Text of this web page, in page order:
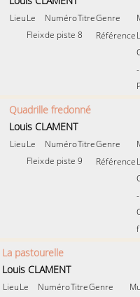
LieuLe
Fleix
Numéro
de piste
Titre
8
Genre
Référence
Quadrille fredonné
Louis CLAMENT
LieuLe
Fleix
Numéro
de piste
Titre
9
Genre
Référence
La pastourelle
Louis CLAMENT
LieuLe
NuméroTitreGenre